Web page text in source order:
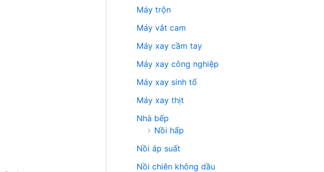
Máy trộn
Máy vắt cam
Máy xay cầm tay
Máy xay công nghiệp
Máy xay sinh tố
Máy xay thịt
Nhà bếp
Nồi hấp
Nồi áp suất
Nồi chiên không dầu